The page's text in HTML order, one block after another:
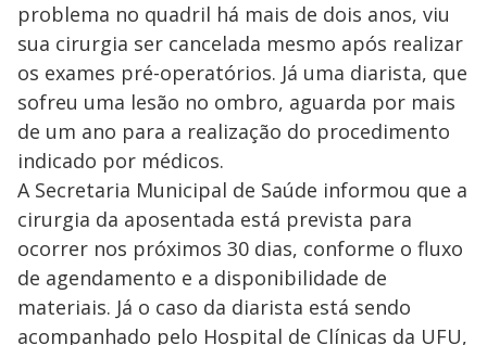
problema no quadril há mais de dois anos, viu
sua cirurgia ser cancelada mesmo após realizar
os exames pré-operatórios. Já uma diarista, que
sofreu uma lesão no ombro, aguarda por mais
de um ano para a realização do procedimento
indicado por médicos.
A Secretaria Municipal de Saúde informou que a
cirurgia da aposentada está prevista para
ocorrer nos próximos 30 dias, conforme o fluxo
de agendamento e a disponibilidade de
materiais. Já o caso da diarista está sendo
acompanhado pelo Hospital de Clínicas da UFU,